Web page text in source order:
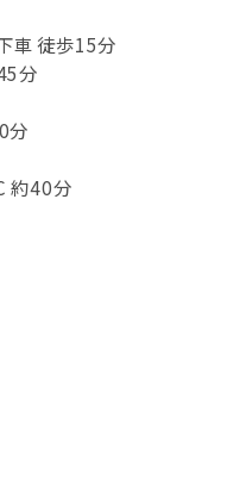
車 徒歩15分
分
分
約40分